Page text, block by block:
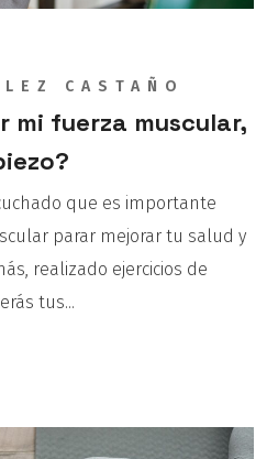
CASTAÑO
mi fuerza muscular,
que es importante
parar mejorar tu salud y
realizado ejercicios de
tus...